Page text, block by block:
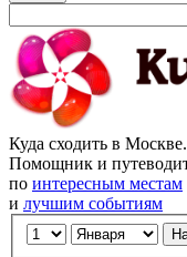
Куда сходить в
Помощник и
по интересным местам
и лучшим событиям